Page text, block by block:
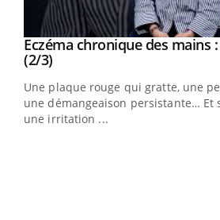
Youtube
Eczéma chronique des mains
(2/3)Youtube
Une plaque rouge qui gratte, une
une démangeaison persistante… Et
une irritation ...